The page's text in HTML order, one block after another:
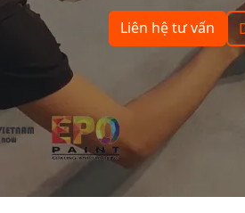
Liên hệ tư vấn